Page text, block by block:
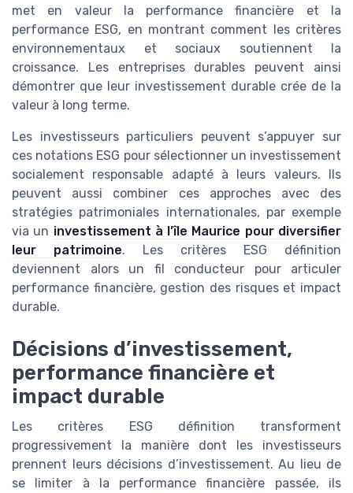
met en valeur la performance financière et la
performance ESG, en montrant comment les critères
environnementaux et sociaux soutiennent la
croissance. Les entreprises durables peuvent ainsi
démontrer que leur investissement durable crée de la
valeur à long terme.
Les investisseurs particuliers peuvent s’appuyer sur
ces notations ESG pour sélectionner un investissement
socialement responsable adapté à leurs valeurs. Ils
peuvent aussi combiner ces approches avec des
stratégies patrimoniales internationales, par exemple
via un investissement à l’île Maurice pour diversifier
leur patrimoine. Les critères ESG définition
deviennent alors un fil conducteur pour articuler
performance financière, gestion des risques et impact
durable.
Décisions d’investissement,
performance financière et
impact durable
Les critères ESG définition transforment
progressivement la manière dont les investisseurs
prennent leurs décisions d’investissement. Au lieu de
se limiter à la performance financière passée, ils